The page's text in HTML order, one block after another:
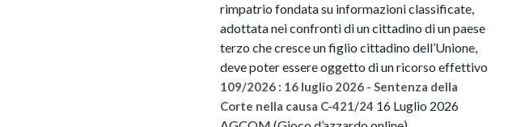
rimpatrio fondata su informazioni classificate,
adottata nei confronti di un cittadino di un paese
terzo che cresce un figlio cittadino dell’Unione,
deve poter essere oggetto di un ricorso effettivo
109/2026 : 16 luglio 2026 - Sentenza della
Corte nella causa C-421/24 16 Luglio 2026